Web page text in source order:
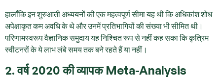
हालाँकि इन शुरुआती अध्ययनों की एक महत्वपूर्ण सीमा यह थी कि अधिकांश शोध
अपेक्षाकृत कम अवधि के थे और उनमें प्रतिभागियों की संख्या भी सीमित थी।
परिणामस्वरूप वैज्ञानिक समुदाय यह निश्चित रूप से नहीं कह सका कि कृत्रिम
स्वीटनरों के ये लाभ लंबे समय तक बने रहते हैं या नहीं।
2. वर्ष 2020 की व्यापक Meta-Analysis